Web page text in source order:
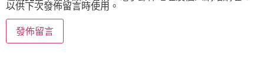
以供下次發佈留言時使用。